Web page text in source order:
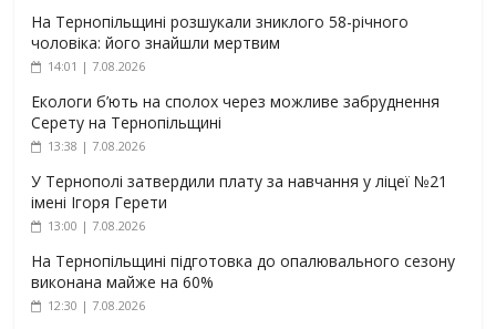
На Тернопільщині розшукали зниклого 58-річного
чоловіка: його знайшли мертвим
14:01 | 7.08.2026
Екологи б’ють на сполох через можливе забруднення
Серету на Тернопільщині
13:38 | 7.08.2026
У Тернополі затвердили плату за навчання у ліцеї №21
імені Ігоря Герети
13:00 | 7.08.2026
На Тернопільщині підготовка до опалювального сезону
виконана майже на 60%
12:30 | 7.08.2026